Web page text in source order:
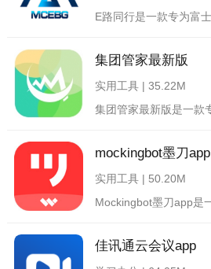
集团管家最新版
实用工具 | 35.22M
mockingbot墨刀app
实用工具 | 50.20M
佳讯通云会议app